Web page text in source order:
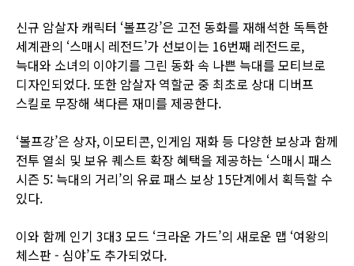
신규 암살자 캐릭터 ‘볼프강’은 고전 동화를 재해석한 독특한
세계관의 ‘스매시 레전드’가 선보이는 16번째 레전드로,
늑대와 소녀의 이야기를 그린 동화 속 나쁜 늑대를 모티브로
디자인되었다. 또한 암살자 역할군 중 최초로 상대 디버프
스킬로 무장해 색다른 재미를 제공한다.
‘볼프강’은 상자, 이모티콘, 인게임 재화 등 다양한 보상과 함께
전투 열쇠 및 보유 퀘스트 확장 혜택을 제공하는 ‘스매시 패스
시즌 5: 늑대의 거리’의 유료 패스 보상 15단계에서 획득할 수
있다.
이와 함께 인기 3대3 모드 ‘크라운 가드’의 새로운 맵 ‘여왕의
체스판 - 심야’도 추가되었다.